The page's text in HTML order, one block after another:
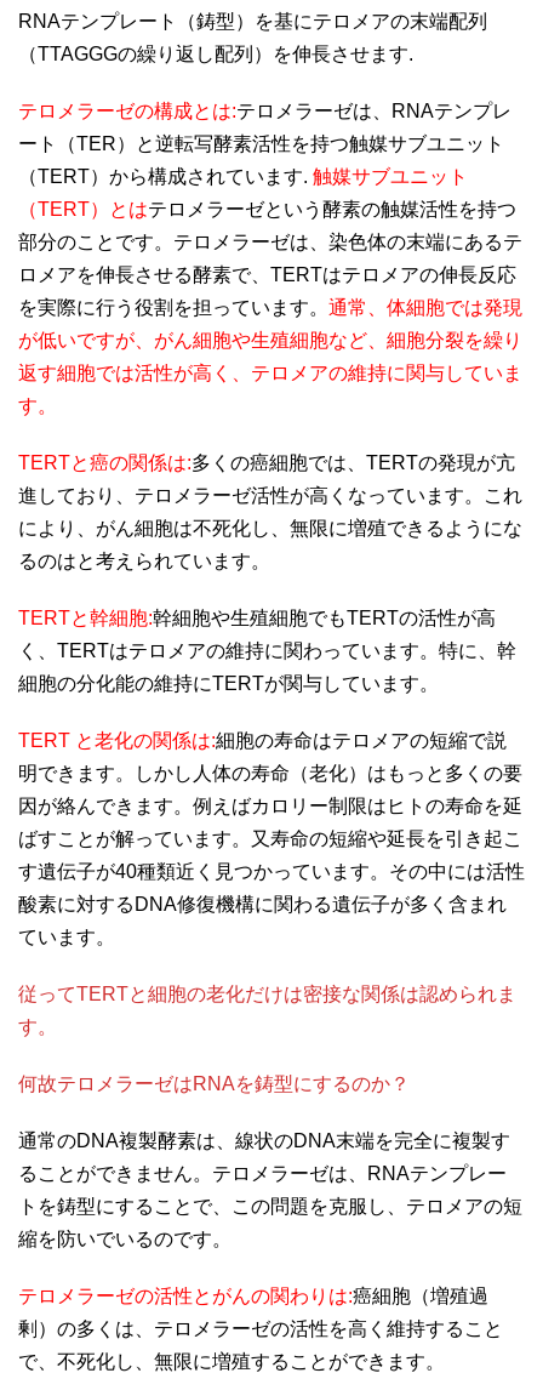
RNAテンプレート（鋳型）を基にテロメアの末端配列
（TTAGGGの繰り返し配列）を伸長させます.
テロメラーゼの構成とは:テロメラーゼは、RNAテンプレ
ート（TER）と逆転写酵素活性を持つ触媒サブユニット
（TERT）から構成されています. 触媒サブユニット
（TERT）とはテロメラーゼという酵素の触媒活性を持つ
部分のことです。テロメラーゼは、染色体の末端にあるテ
ロメアを伸長させる酵素で、TERTはテロメアの伸長反応
を実際に行う役割を担っています。 通常、体細胞では発現
が低いですが、がん細胞や生殖細胞など、細胞分裂を繰り
返す細胞では活性が高く、テロメアの維持に関与していま
す。
TERTと癌の関係は:多くの癌細胞では、TERTの発現が亢
進しており、テロメラーゼ活性が高くなっています。これ
により、がん細胞は不死化し、無限に増殖できるようにな
るのはと考えられています。
TERTと幹細胞:幹細胞や生殖細胞でもTERTの活性が高
く、TERTはテロメアの維持に関わっています。特に、幹
細胞の分化能の維持にTERTが関与しています。
TERT と老化の関係は:細胞の寿命はテロメアの短縮で説
明できます。しかし人体の寿命（老化）はもっと多くの要
因が絡んできます。例えばカロリー制限はヒトの寿命を延
ばすことが解っています。又寿命の短縮や延長を引き起こ
す遺伝子が40種類近く見つかっています。その中には活性
酸素に対するDNA修復機構に関わる遺伝子が多く含まれ
ています。
従ってTERTと細胞の老化だけは密接な関係は認められま
す。
何故テロメラーゼはRNAを鋳型にするのか？
通常のDNA複製酵素は、線状のDNA末端を完全に複製す
ることができません。テロメラーゼは、RNAテンプレー
トを鋳型にすることで、この問題を克服し、テロメアの短
縮を防いでいるのです。
テロメラーゼの活性とがんの関わりは:癌細胞（増殖過
剰）の多くは、テロメラーゼの活性を高く維持すること
で、不死化し、無限に増殖することができます。